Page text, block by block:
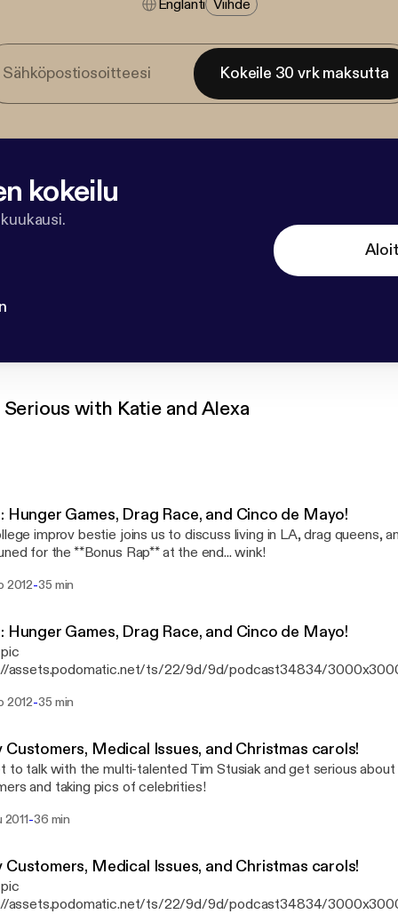
Englanti Viihde
Kokeile 30 vrk maksutta
kokeilu
with Katie and Alexa
Hunger Games, Drag Race, and Cinco de Mayo!
improv bestie joins us to discuss living in LA, drag queens,
for the **Bonus Rap** at the end... wink!
2012-35 min
Hunger Games, Drag Race, and Cinco de Mayo!
assets.podomatic.net/ts/22/9d/9d/podcast34834/
the **Bonus Rap** at the end... wink!
2012-35 min
Customers, Medical Issues, and Christmas carols!
to talk with the multi-talented Tim Stusiak and get serious
and taking pics of celebrities!
2011-36 min
Customers, Medical Issues, and Christmas carols!
assets.podomatic.net/ts/22/9d/9d/podcast34834/